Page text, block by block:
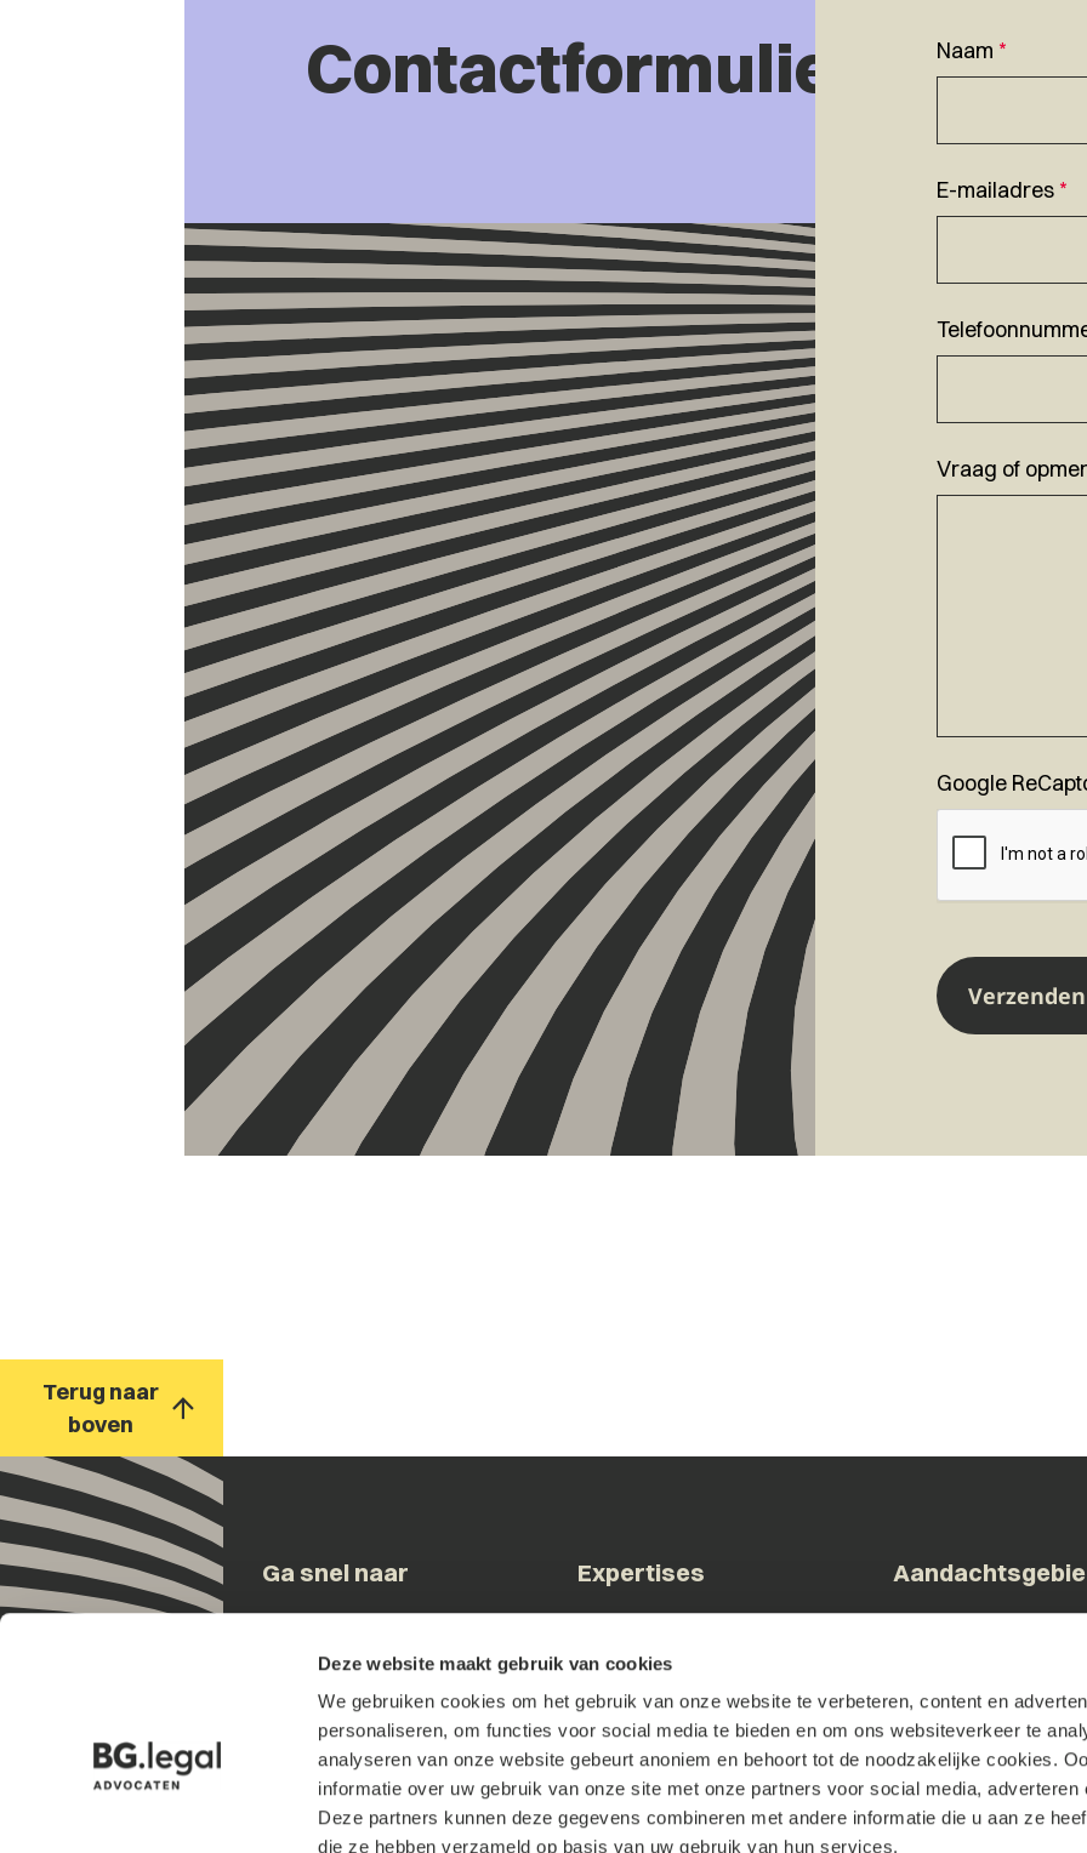
Deze website maakt gebruik van cookies
We gebruiken cookies om het gebruik van onze website te verbeteren, content en
personaliseren, om functies voor social media te bieden en om ons websiteverkeer te
analyseren van onze website gebeurt anoniem en behoort tot de noodzakelijke cookies.
informatie over uw gebruik van onze site met onze partners voor social media, adverteren
Deze partners kunnen deze gegevens combineren met andere informatie die u aan ze
die ze hebben verzameld op basis van uw gebruik van hun services.
Contactformulier Naam *
E-mailadres *
Vraag of
Google
Terug naar
boven
Ga snel naar
Updates
Over ons
Contact
Werken bij
Internationaal
Expertises
Corporate & M&A
Faillissement &
Herstructurering
Geschillenbeslechting
Intellectueel Eigendom
Brainport & Innovatie
Familiebedrijven &
Tech & Digital
Zorg & Welzijn